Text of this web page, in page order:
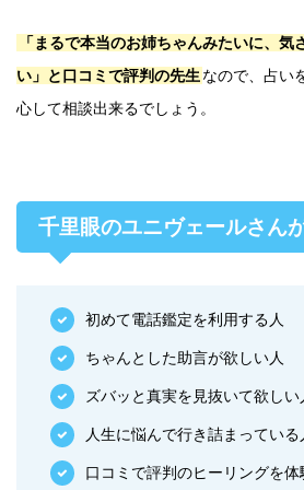
「まるで本当のお姉ちゃんみたいに、気
い」と口コミで評判の先生 なので、占い
心して相談出来るでしょう。
千里眼のユニヴェールさん
初めて電話鑑定を利用する人
ちゃんとした助言が欲しい人
ズバッと真実を見抜いて欲しい
人生に悩んで行き詰まっている
口コミで評判のヒーリングを体